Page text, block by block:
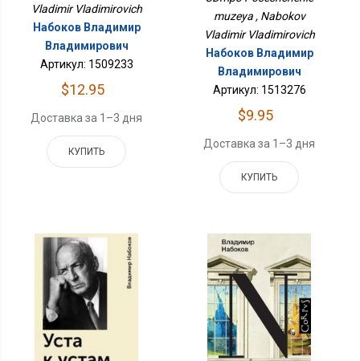
Vladimir Vladimirovich
Набоков Владимир
Владимирович
Артикул: 1509233
$12.95
Доставка за 1–3 дня
КУПИТЬ
muzeya , Nabokov
Vladimir Vladimirovich
Набоков Владимир
Владимирович
Артикул: 1513276
$9.95
Доставка за 1–3 дня
КУПИТЬ